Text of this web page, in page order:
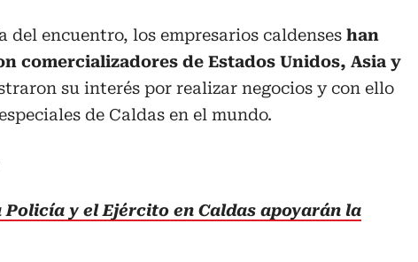
del encuentro, los empresarios caldenses han
comercializadores de Estados Unidos, Asia y
su interés por realizar negocios y con ello
de Caldas en el mundo.
Policía y el Ejército en Caldas apoyarán la